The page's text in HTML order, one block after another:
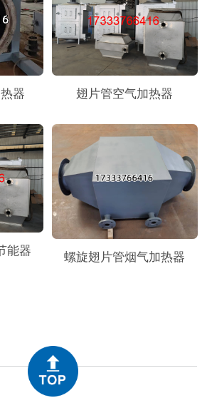
器 翅片管空气加热器
能器 螺旋翅片管烟气加热器